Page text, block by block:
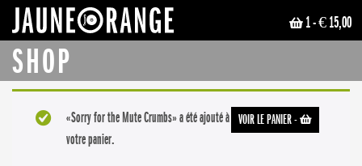
1- € 15,00
SHOP
VOIR LE PANIER-
«Sorry for the Mute Crumbs» a été ajouté à
votre panier.